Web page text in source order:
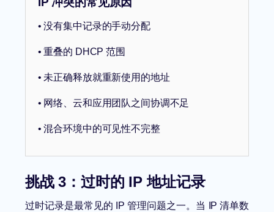
• 没有集中记录的手动分配
• 重叠的 DHCP 范围
• 未正确释放就重新使用的地址
• 网络、云和应用团队之间协调不足
• 混合环境中的可见性不完整
挑战 3：过时的 IP 地址记录
过时记录是最常见的 IP 管理问题之一。当 IP 清单数